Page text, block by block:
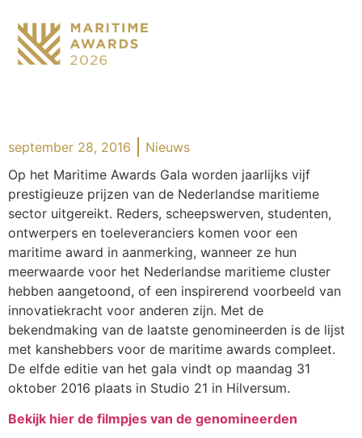
september 28, 2016
Nieuws
Op het Maritime Awards Gala worden jaarlijks vijf
prestigieuze prijzen van de Nederlandse maritieme
sector uitgereikt. Reders, scheepswerven, studenten,
ontwerpers en toeleveranciers komen voor een
maritime award in aanmerking, wanneer ze hun
meerwaarde voor het Nederlandse maritieme cluster
hebben aangetoond, of een inspirerend voorbeeld van
innovatiekracht voor anderen zijn. Met de
bekendmaking van de laatste genomineerden is de lijst
met kanshebbers voor de maritime awards compleet.
De elfde editie van het gala vindt op maandag 31
oktober 2016 plaats in Studio 21 in Hilversum.
Bekijk hier de filmpjes van de genomineerden